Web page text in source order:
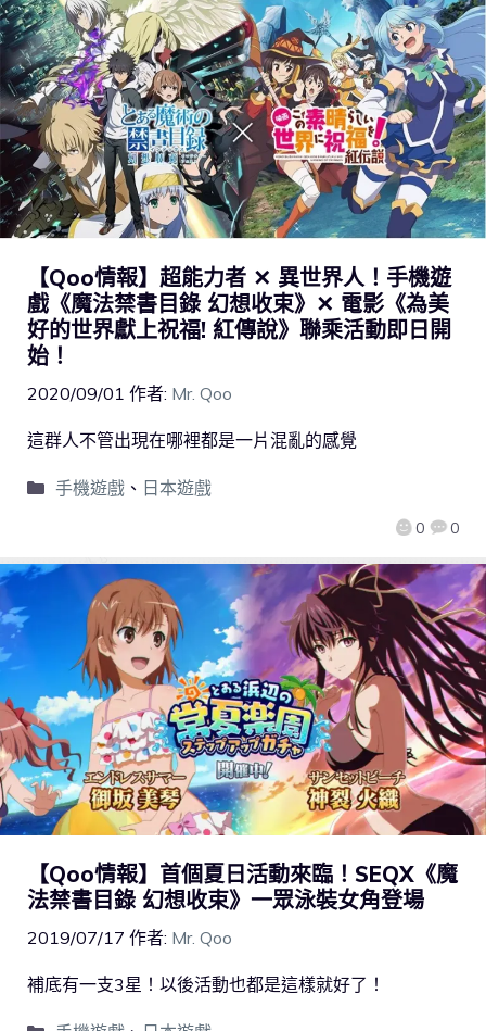
【Qoo情報】超能力者 ✕ 異世界人！手機遊
戲《魔法禁書目錄 幻想收束》✕ 電影《為美
好的世界獻上祝福! 紅傳說》聯乘活動即日開
始！
2020/09/01 作者: Mr. Qoo
0 0
這群人不管出現在哪裡都是一片混亂的感覺
手機遊戲、 日本遊戲
【Qoo情報】首個夏日活動來臨！SEQX《魔
法禁書目錄 幻想收束》一眾泳裝女角登場
2019/07/17 作者: Mr. Qoo
補底有一支3星！以後活動也都是這樣就好了！